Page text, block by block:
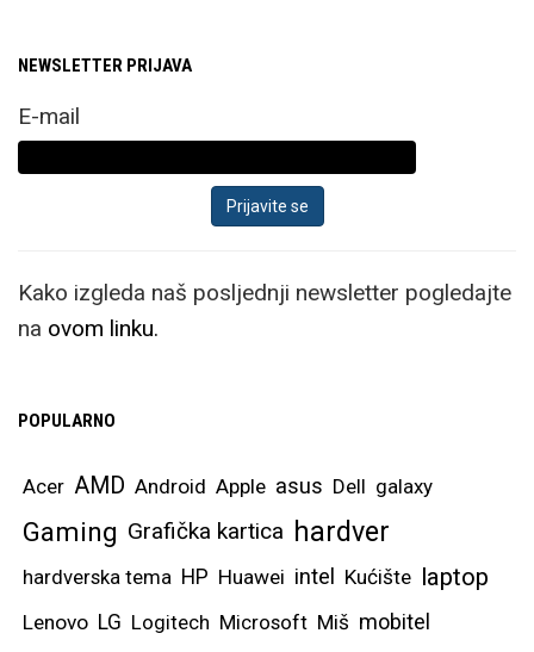
NEWSLETTER PRIJAVA
E-mail
Kako izgleda naš posljednji newsletter pogledajte
na ovom linku.
POPULARNO
Acer AMD Android Apple asus Dell galaxy
Gaming Grafička kartica hardver
hardverska tema HP Huawei intel Kućište laptop
Lenovo LG Logitech Microsoft Miš mobitel